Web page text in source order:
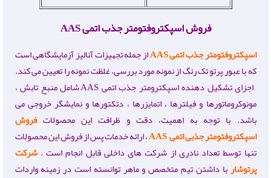
فروش اسپکتروفتومتر جذب اتمی AAS
اسپکتروفتومتر جذب اتمیAASاز جمله تجهیزات آنالیز آزمایشگاهی است
که با عبور پرتو تک رنگ از نمونه مورد بررسی، غلظت نمونه را تعیین می کند.
اجزای تشکیل دهنده اسپکترومتر جذب اتمی AAS شامل منبع تابش ،
مونوکروماتورها و فیلترها ، اتمایزرها ، دتکتورها و نمایشگر خروجی می
باشد. با توجه به اهمیت، دقت و ظرافت این محصولاتفروش
اسپکتروفتومتر جذبی اتمیAAS
، ارائه خدمات پس از فروش این محصولات
تنها توسط تعداد نادری از شرکت های داخلی قابل انجام است .شرکت
پرتوشاربا داشتن تیم متخصص و ماهر توانسته است در زمینه واردات